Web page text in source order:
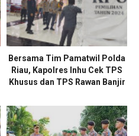
Bersama Tim Pamatwil Polda
Riau, Kapolres Inhu Cek TPS
Khusus dan TPS Rawan Banjir